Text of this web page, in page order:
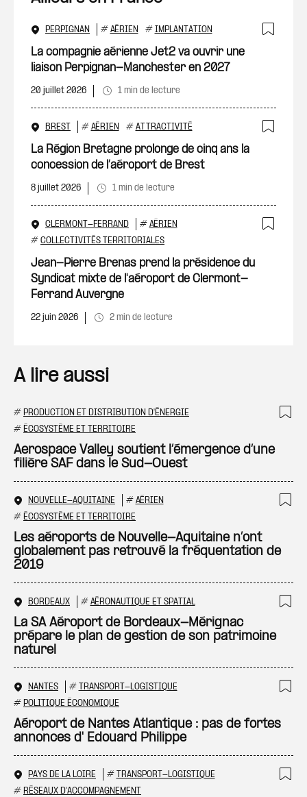
PERPIGNAN # AÉRIEN # IMPLANTATION
La compagnie aérienne Jet2 va ouvrir une
liaison Perpignan-Manchester en 2027
20 juillet 2026 1 min de lecture
BREST # AÉRIEN # ATTRACTIVITÉ
La Région Bretagne prolonge de cinq ans la
concession de l’aéroport de Brest
8 juillet 2026 1 min de lecture
CLERMONT-FERRAND # AÉRIEN
# COLLECTIVITÉS TERRITORIALES
Jean-Pierre Brenas prend la présidence du
Syndicat mixte de l'aéroport de Clermont-
Ferrand Auvergne
22 juin 2026 2 min de lecture
A lire aussi
# PRODUCTION ET DISTRIBUTION D'ÉNERGIE
# ÉCOSYSTÈME ET TERRITOIRE
Aerospace Valley soutient l’émergence d’une
filière SAF dans le Sud-Ouest
NOUVELLE-AQUITAINE # AÉRIEN
# ÉCOSYSTÈME ET TERRITOIRE
Les aéroports de Nouvelle-Aquitaine n’ont
globalement pas retrouvé la fréquentation de
2019
BORDEAUX # AÉRONAUTIQUE ET SPATIAL
La SA Aéroport de Bordeaux-Mérignac
prépare le plan de gestion de son patrimoine
naturel
NANTES # TRANSPORT-LOGISTIQUE
# POLITIQUE ÉCONOMIQUE
Aéroport de Nantes Atlantique : pas de fortes
annonces d' Edouard Philippe
PAYS DE LA LOIRE # TRANSPORT-LOGISTIQUE
# RÉSEAUX D'ACCOMPAGNEMENT